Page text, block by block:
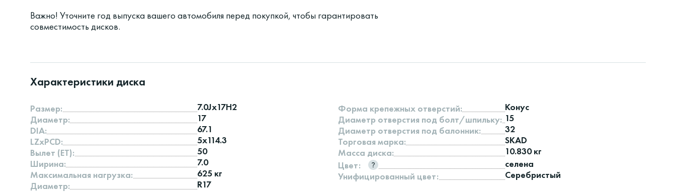
Важно! Уточните год выпуска вашего автомобиля перед покупкой, чтобы гарантировать
совместимость дисков.
Характеристики диска
Размер:
7.0Jx17H2
Диаметр:
17
DIA:
67.1
LZxPCD:
5x114.3
Вылет (ET):
50
Ширина:
7.0
Максимальная нагрузка:
625 кг
Диаметр:
R17
Форма крепежных отверстий:
Конус
Диаметр отверстия под болт/шпильку: 15
Диаметр отверстия под балонник:
32
Торговая марка:
SKAD
Масса диска:
10.830 кг
Цвет:
селена
Унифицированный цвет:
Серебристый